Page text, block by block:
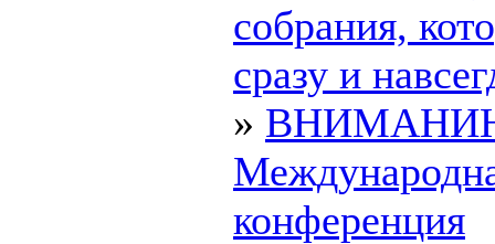
собрания,
сразу и
»
конференция